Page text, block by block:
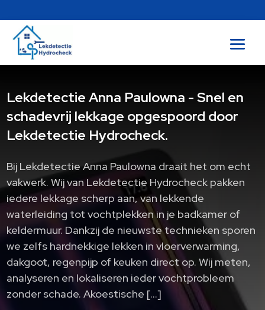
Lekdetectie Anna Paulowna - Snel en
schadevrij lekkage opgespoord door
Lekdetectie Hydrocheck.
Bij Lekdetectie Anna Paulowna draait het om echt
vakwerk.​ Wij van Lekdetectie Hydrocheck pakken
iedere lekkage scherp aan, van lekkende
waterleiding tot vochtplekken in je badkamer of
keldermuur.​ Dankzij de nieuwste technieken sporen
we zelfs hardnekkige lekken in vloerverwarming,
dakgoot, regenpijp of keuken direct op.​ Wij meten,
analyseren en lokaliseren ieder vochtprobleem
zonder schade.​ Akoestische […]